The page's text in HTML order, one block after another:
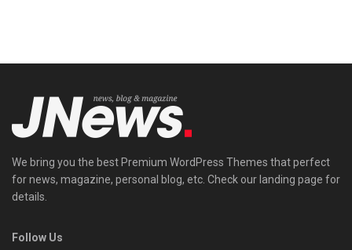
We bring you the best Premium WordPress Themes that perfect
for news, magazine, personal blog, etc. Check our landing page for
details.
Follow Us